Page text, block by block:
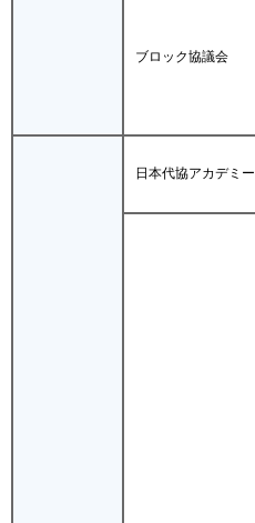
ブロック協議会
日本代協アカデミー